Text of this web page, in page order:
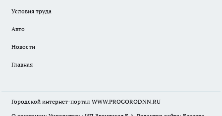
Условия труда
Авто
Новости
Главная
Городской интернет-портал WWW.PROGORODNN.RU